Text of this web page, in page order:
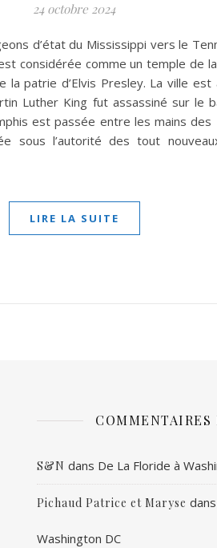
24 octobre 2024
d’état du Mississippi vers le
considérée comme un temple de
la patrie d’Elvis Presley. La ville
Luther King fut assassiné sur le
est passée entre les mains des
sous l’autorité des tout
LIRE LA SUITE
COMMENTAIRES
S&N dans De La Floride à
Pichaud Patrice et Maryse dans
Washington DC